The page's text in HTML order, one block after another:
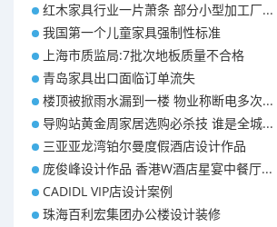
红木家具行业一片萧条 部分小型加工厂...
我国第一个儿童家具强制性标准
上海市质监局:7批次地板质量不合格
青岛家具出口面临订单流失
楼顶被掀雨水漏到一楼 物业称断电多次...
导购站黄金周家居选购必杀技 谁是全城...
三亚亚龙湾铂尔曼度假酒店设计作品
庞俊峰设计作品 香港W酒店星宴中餐厅...
CADIDL VIP店设计案例
珠海百利宏集团办公楼设计装修